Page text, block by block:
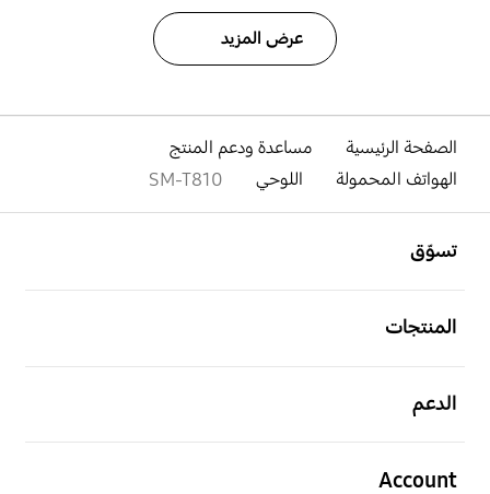
عرض المزيد
الصفحة الرئيسية
مساعدة ودعم المنتج
الهواتف المحمولة
اللوحي SM-T810
تسوّق
المنتجات
الدعم
Account